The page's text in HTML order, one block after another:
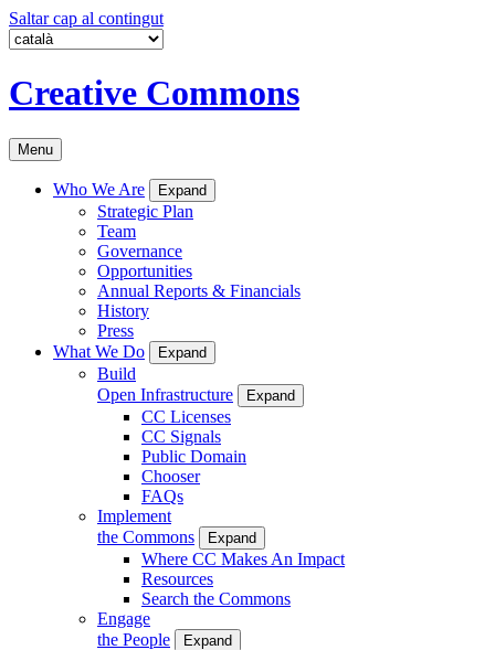
Saltar cap al contingut
Creative Commons
Menu
Who We Are Expand
Strategic Plan
Team
Governance
Opportunities
Annual Reports & Financials
History
Press
What We Do
Expand
Build
Open Infrastructure
Expand
CC Licenses
CC Signals
Public Domain
Chooser
FAQs
Implement
the Commons
Expand
Where CC Makes An Impact
Resources
Search the Commons
Engage
the People
Expand